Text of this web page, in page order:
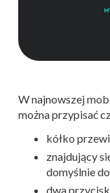
W najnowszej
można przypisać
kółko
znajdujący
domyślnie
dwa